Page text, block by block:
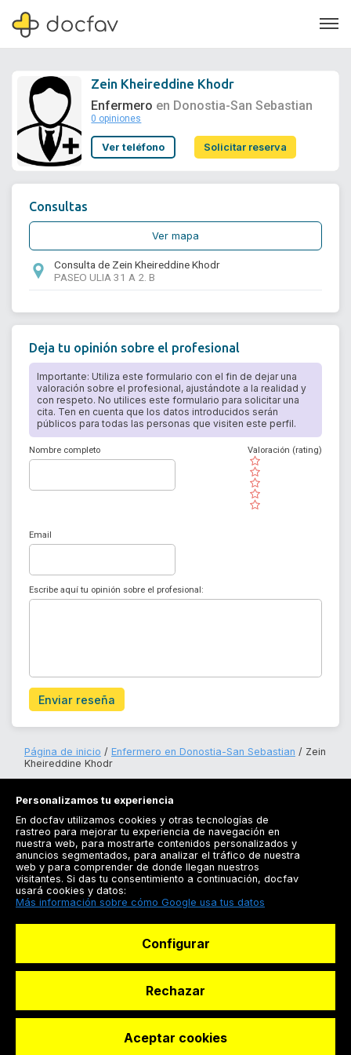
Soporte
Zein Kheireddine Khodr
Enfermero en Donostia-San Sebastian
0 opiniones
Ver teléfono Solicitar reserva
Consultas
Ver mapa
Consulta de Zein Kheireddine Khodr
PASEO ULIA 31 A 2. B
Deja tu opinión sobre el profesional
Importante: Utiliza este formulario con el fin de dejar una
valoración sobre el profesional, ajustándote a la realidad y
con respeto. No utilices este formulario para solicitar una
cita. Ten en cuenta que los datos introducidos serán
públicos para todas las personas que visiten este perfil.
Nombre completo
( )
( )
( )
( )
( )
Valoración (rating)
Email
Escribe aquí tu opinión sobre el profesional:
Enviar reseña
Página de inicio Enfermero en Donostia-San Sebastian
Zein
Kheireddine Khodr
Registrarse
Docfav
© Dashboard Technologies S.L
Personalizamos tu experiencia
En docfav utilizamos cookies y otras tecnologías de
rastreo para mejorar tu experiencia de navegación en
nuestra web, para mostrarte contenidos personalizados y
anuncios segmentados, para analizar el tráfico de nuestra
web y para comprender de donde llegan nuestros
visitantes. Si das tu consentimiento a continuación, docfav
usará cookies y datos:
Más información sobre cómo Google usa tus datos
Configurar
Rechazar
Aceptar cookies